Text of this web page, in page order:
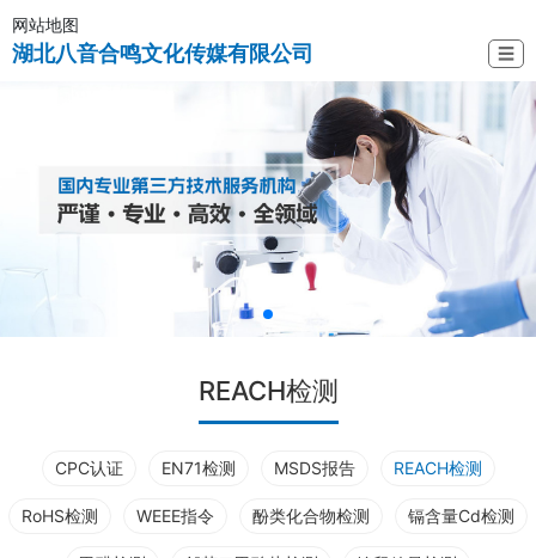
网站地图
湖北八音合鸣文化传媒有限公司 ☰
REACH检测
CPC认证 EN71检测 MSDS报告 REACH检测
RoHS检测 WEEE指令 酚类化合物检测 镉含量Cd检测